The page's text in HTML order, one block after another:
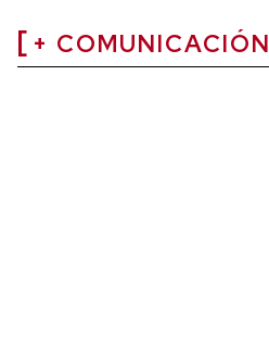
+ COMUNICACIÓN